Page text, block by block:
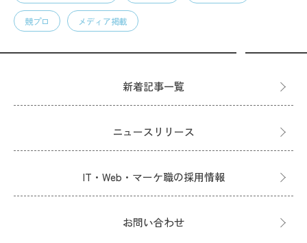
競プロ メディア掲載
新着記事一覧
ニュースリリース
IT・Web・マーケ職の採用情報
お問い合わせ